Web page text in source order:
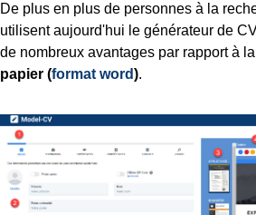
De plus en plus de personnes à la
utilisent aujourd'hui le générateur de
de nombreux avantages par rapport à la
papier (format word).